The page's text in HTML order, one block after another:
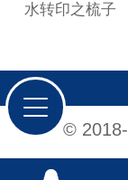
水转印之梳子
©